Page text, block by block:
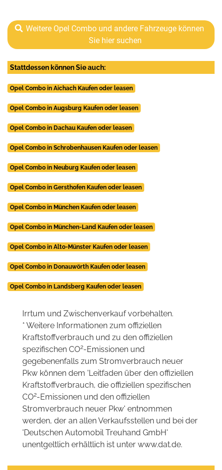
Weitere Opel Combo und andere Fahrzeuge können
Sie hier suchen
Stattdessen können Sie auch:
Opel Combo in Aichach Kaufen oder leasen
Opel Combo in Augsburg Kaufen oder leasen
Opel Combo in Dachau Kaufen oder leasen
Opel Combo in Schrobenhausen Kaufen oder leasen
Opel Combo in Neuburg Kaufen oder leasen
Opel Combo in Gersthofen Kaufen oder leasen
Opel Combo in München Kaufen oder leasen
Opel Combo in München-Land Kaufen oder leasen
Opel Combo in Alto-Münster Kaufen oder leasen
Opel Combo in Donauwörth Kaufen oder leasen
Opel Combo in Landsberg Kaufen oder leasen
Irrtum und Zwischenverkauf vorbehalten.
* Weitere Informationen zum offiziellen
Kraftstoffverbrauch und zu den offiziellen
spezifischen CO2-Emissionen und
gegebenenfalls zum Stromverbrauch neuer
Pkw können dem 'Leitfaden über den offiziellen
Kraftstoffverbrauch, die offiziellen spezifischen
CO2-Emissionen und den offiziellen
Stromverbrauch neuer Pkw' entnommen
werden, der an allen Verkaufsstellen und bei der
'Deutschen Automobil Treuhand GmbH'
unentgeltlich erhältlich ist unter www.dat.de.